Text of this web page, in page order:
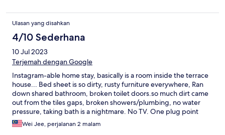
Ulasan yang disahkan
4/10 Sederhana
10 Jul 2023
Terjemah dengan Google
Instagram-able home stay, basically is a room inside the terrace
house... Bed sheet is so dirty, rusty furniture everywhere, Ran
down shared bathroom, broken toilet doors.so much dirt came
out from the tiles gaps, broken showers/plumbing, no water
pressure, taking bath is a nightmare. No TV. One plug point
only. No hooks for hanging clothes, find small pin or screw on
wall on your own.
Wei Jee, perjalanan 2 malam